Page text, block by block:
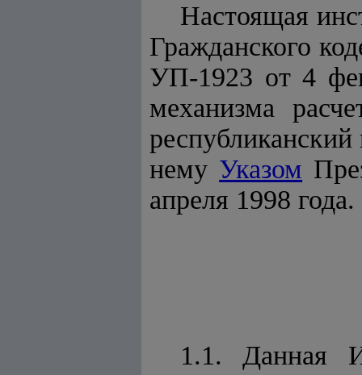
Настоящая
Гражданского
УП-1923 от 4
механизма
нему Указом
апреля 1998 года.
1.1. Данная